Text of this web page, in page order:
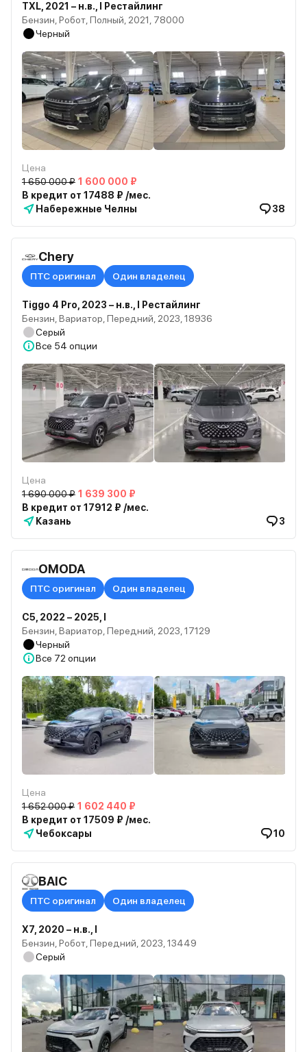
TXL, 2021 – н.в., I Рестайлинг
Бензин, Робот, Полный, 2021, 78000
Черный
Цена
1 650 000 ₽ 1 600 000 ₽
В кредит от 17488 ₽ /мес.
Набережные Челны
38
Chery
ПТС оригинал Один владелец
Tiggo 4 Pro, 2023 – н.в., I Рестайлинг
Бензин, Вариатор, Передний, 2023, 18936
Серый
Все 54 опции
Цена
1 690 000 ₽ 1 639 300 ₽
В кредит от 17912 ₽ /мес.
Казань
3
OMODA
ПТС оригинал Один владелец
C5, 2022 – 2025, I
Бензин, Вариатор, Передний, 2023, 17129
Черный
Все 72 опции
Цена
1 652 000 ₽ 1 602 440 ₽
В кредит от 17509 ₽ /мес.
Чебоксары
10
BAIC
ПТС оригинал Один владелец
X7, 2020 – н.в., I
Бензин, Робот, Передний, 2023, 13449
Серый